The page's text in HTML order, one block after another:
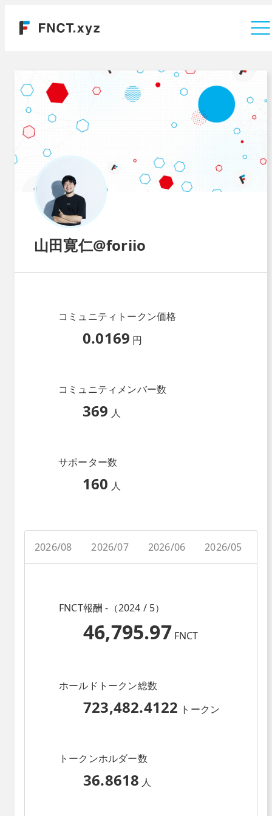
山田寛仁@foriio
コミュニティトークン価格
0.0169 円
コミュニティメンバー数
369 人
サポーター数
160 人
2026/08 2026/07 2026/06 2026/05
FNCT報酬 -（2024 / 5）
46,795.97 FNCT
ホールドトークン総数
723,482.4122 トークン
トークンホルダー数
36.8618 人